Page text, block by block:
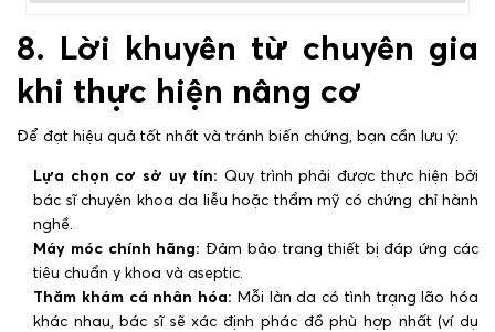
8. Lời khuyên từ chuyên gia
khi thực hiện nâng cơ
Để đạt hiệu quả tốt nhất và tránh biến chứng, bạn cần lưu ý:
Lựa chọn cơ sở uy tín: Quy trình phải được thực hiện bởi
bác sĩ chuyên khoa da liễu hoặc thẩm mỹ có chứng chỉ hành
nghề.
Máy móc chính hãng: Đảm bảo trang thiết bị đáp ứng các
tiêu chuẩn y khoa và aseptic.
Thăm khám cá nhân hóa: Mỗi làn da có tình trạng lão hóa
khác nhau, bác sĩ sẽ xác định phác đồ phù hợp nhất (ví dụ